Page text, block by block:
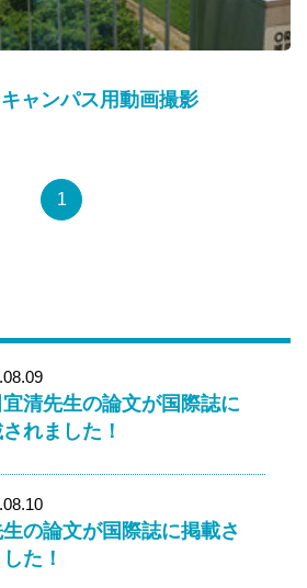
ャンパス用動画撮影
1
清先生の論文が国際誌に
れました！
の論文が国際誌に掲載さ
た！